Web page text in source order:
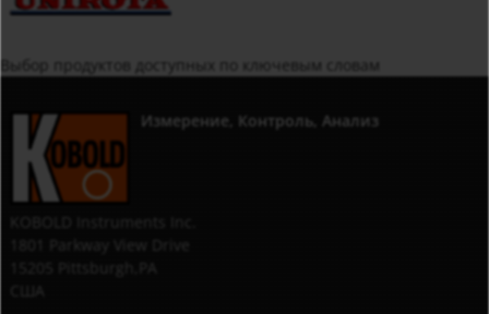
Выбор продуктов доступных по ключевым словам
Измерение, Контроль, Анализ